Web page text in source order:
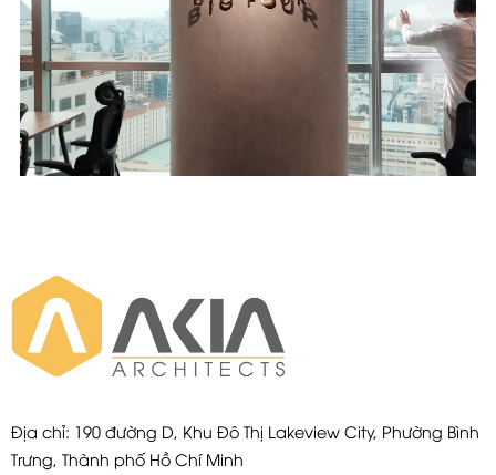
Location
Saigon Trade
Center - HCM City
Industry
Real Estate
Địa chỉ: 190 đường D, Khu Đô Thị Lakeview City, Phường Bình
Trưng, Thành phố Hồ Chí Minh